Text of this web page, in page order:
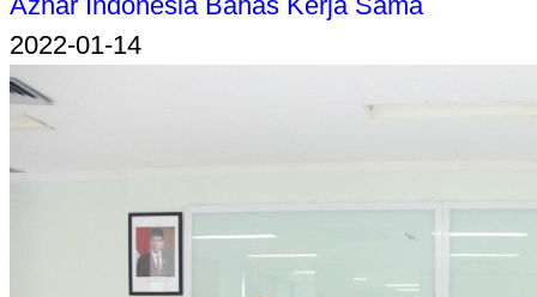
2022-01-14